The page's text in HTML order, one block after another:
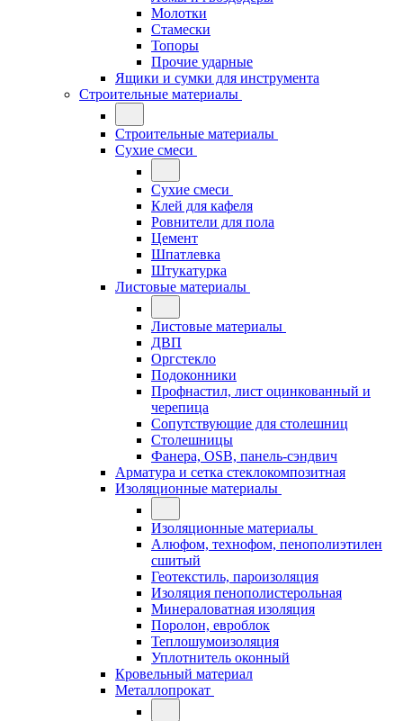
Молотки
Стамески
Топоры
Прочие ударные
Ящики и сумки для инструмента
Строительные материалы
Строительные материалы
Сухие смеси
Сухие смеси
Клей для кафеля
Ровнители для пола
Цемент
Шпатлевка
Штукатурка
Листовые материалы
Листовые материалы
ДВП
Оргстекло
Подоконники
Профнастил, лист оцинкованный и
черепица
Сопутствующие для столешниц
Столешницы
Фанера, OSB, панель-сэндвич
Арматура и сетка стеклокомпозитная
Изоляционные материалы
Изоляционные материалы
Алюфом, технофом, пенополиэтилен
сшитый
Геотекстиль, пароизоляция
Изоляция пенополистерольная
Минераловатная изоляция
Поролон, евроблок
Теплошумоизоляция
Уплотнитель оконный
Кровельный материал
Металлопрокат